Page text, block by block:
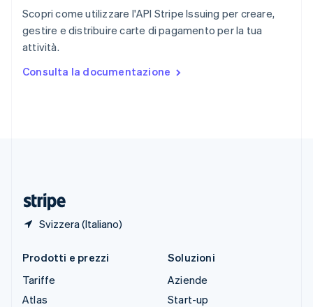
Scopri come utilizzare l'API Stripe Issuing per creare,
gestire e distribuire carte di pagamento per la tua
attività.
Consulta la documentazione
Svizzera (Italiano)
Slovenia
Spagna
Español
English Español简体中文
Prodotti e prezzi
Tariffe
Atlas
Soluzioni
Aziende
Start-up